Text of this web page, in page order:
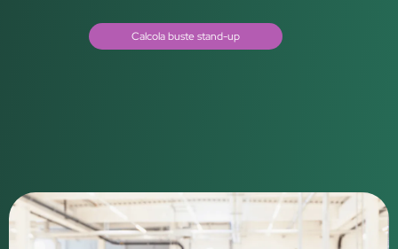
Calcola buste stand-up